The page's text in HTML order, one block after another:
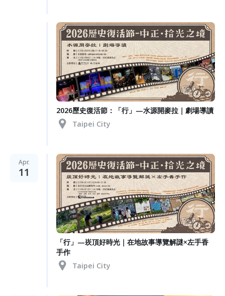
2026歷史復活節：「行」—水源開麥拉｜劇場導讀
Taipei City
Apr.
11
「行」—崁頂好時光｜在地故事導覽解謎×左手香
手作
Taipei City